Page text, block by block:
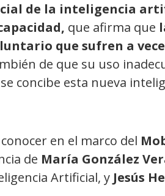
de la inteligencia
que afirma que
que sufren a
de que su uso
concibe esta nueva
en el marco del
de María González
Artificial, y Jesús